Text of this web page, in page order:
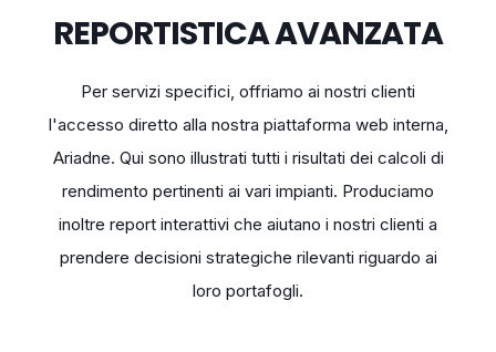
REPORTISTICA AVANZATA
Per servizi specifici, offriamo ai nostri clienti
l'accesso diretto alla nostra piattaforma web interna,
Ariadne. Qui sono illustrati tutti i risultati dei calcoli di
rendimento pertinenti ai vari impianti. Produciamo
inoltre report interattivi che aiutano i nostri clienti a
prendere decisioni strategiche rilevanti riguardo ai
loro portafogli.